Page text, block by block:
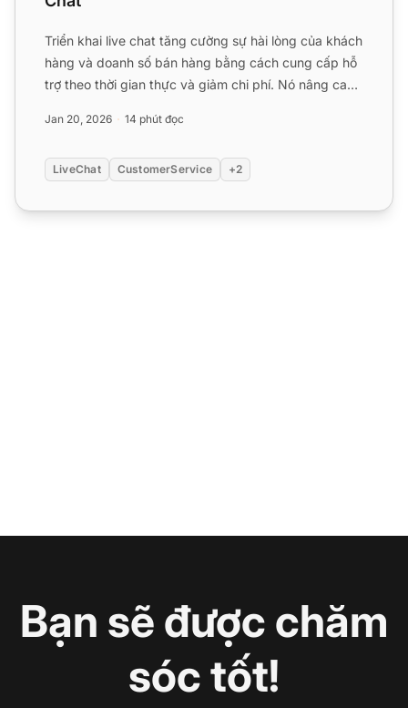
Triển khai live chat tăng cường sự hài lòng của khách
hàng và doanh số bán hàng bằng cách cung cấp hỗ
trợ theo thời gian thực và giảm chi phí. Nó nâng cao
Jan 20, 2026 14 phút đọc
LiveChat CustomerService +2
Bạn sẽ được chăm
sóc tốt!